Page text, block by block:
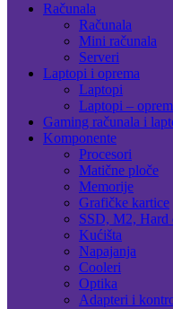
Računala
Računala
Mini računala
Serveri
Laptopi i oprema
Laptopi
Laptopi –
Gaming računala i
Komponente
Procesori
Matične ploče
Memorije
Grafičke kartice
SSD, M2, Hard
Kućišta
Napajanja
Cooleri
Optika
Adapteri i